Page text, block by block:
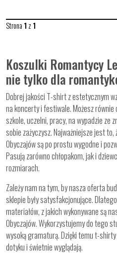
Strona 1 z 1
Koszulki Romantycy
nie tylko dla
Dobrej jakości T-shirt z estetycznym
na koncerty i festiwale. Możesz
szkole, uczelni, pracy, na wypadzie ze
sobie zażyczysz. Najważniejsze jest
Obyczajów są po prostu wygodne i
Pasują zarówno chłopakom, jak i
rozmiarach.
Zależy nam na tym, by nasza oferta
sklepie były satysfakcjonujące.
materiałów, z jakich wykonywane są
Obyczajów. Wykorzystujemy do tego
wysoką gramaturą. Dzięki temu t-
dotyku i świetnie wyglądają.